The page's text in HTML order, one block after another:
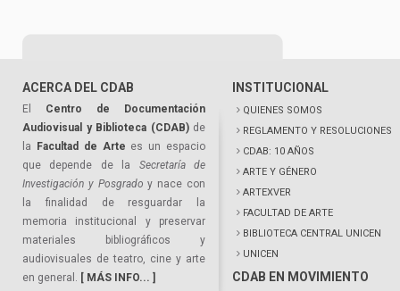
ACERCA DEL CDAB
El Centro de Documentación
Audiovisual y Biblioteca (CDAB)de
la
Facultad de Arte es un espacio
que depende de la Secretaría de
Investigación y Posgrado y nace con
la finalidad de resguardar la
memoria institucional y preservar
materiales bibliográficos y
audiovisuales de teatro, cine y arte
en general. [ MÁS INFO... ]
INSTITUCIONAL
QUIENES SOMOS
REGLAMENTO Y RESOLUCIONES
CDAB: 10 AÑOS
ARTE Y GÉNERO
ARTEXVER
FACULTAD DE ARTE
BIBLIOTECA CENTRAL UNICEN
UNICEN
CDAB EN MOVIMIENTO